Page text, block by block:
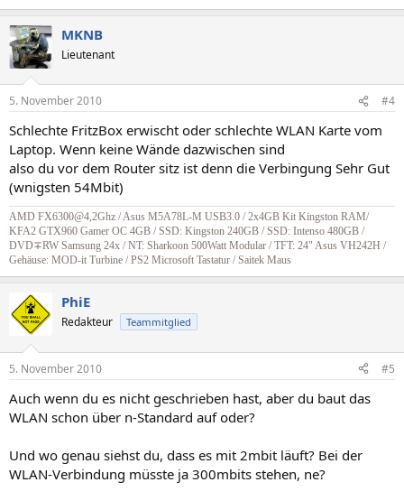
MKNB
Lieutenant
5. November 2010 #4
Schlechte FritzBox erwischt oder schlechte WLAN Karte vom
Laptop. Wenn keine Wände dazwischen sind
also du vor dem Router sitz ist denn die Verbingung Sehr Gut
(wnigsten 54Mbit)
AMD FX6300@4,2Ghz / Asus M5A78L-M USB3.0 / 2x4GB Kit Kingston RAM/
KFA2 GTX960 Gamer OC 4GB / SSD: Kingston 240GB / SSD: Intenso 480GB /
DVD∓RW Samsung 24x / NT: Sharkoon 500Watt Modular / TFT: 24" Asus VH242H /
Gehäuse: MOD-it Turbine / PS2 Microsoft Tastatur / Saitek Maus
PhiE
Redakteur Teammitglied
5. November 2010 #5
Auch wenn du es nicht geschrieben hast, aber du baut das
WLAN schon über n-Standard auf oder?
Und wo genau siehst du, dass es mit 2mbit läuft? Bei der
WLAN-Verbindung müsste ja 300mbits stehen, ne?